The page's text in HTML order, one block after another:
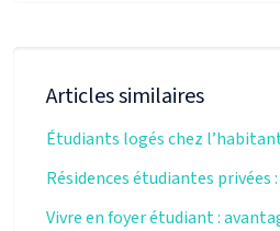
Articles similaires
Étudiants logés chez
Résidences étudiantes
Vivre en foyer étudiant :